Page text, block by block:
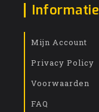
Informatie
Mijn Account
Privacy Policy
Voorwaarden
FAQ